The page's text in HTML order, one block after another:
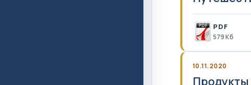
PDF
579 Кб
10.11.2020
Продукты